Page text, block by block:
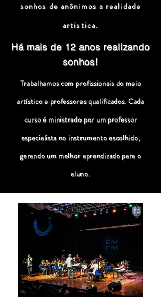
sonhos de anônimos a realidade
artistica.
Há mais de 12 anos realizando
sonhos!
Trabalhamos com profissionais do meio
artístico e professores qualificados. Cada
curso é ministrado por um professor
especialista no instrumento escolhido,
gerando um melhor aprendizado para o
aluno.